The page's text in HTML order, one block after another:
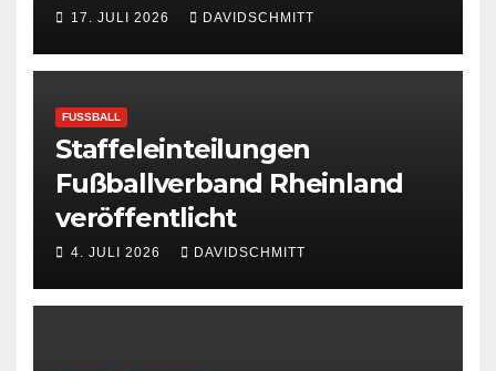
17. JULI 2026 DAVIDSCHMITT
FUSSBALL
Staffeleinteilungen
Fußballverband Rheinland
veröffentlicht
4. JULI 2026 DAVIDSCHMITT